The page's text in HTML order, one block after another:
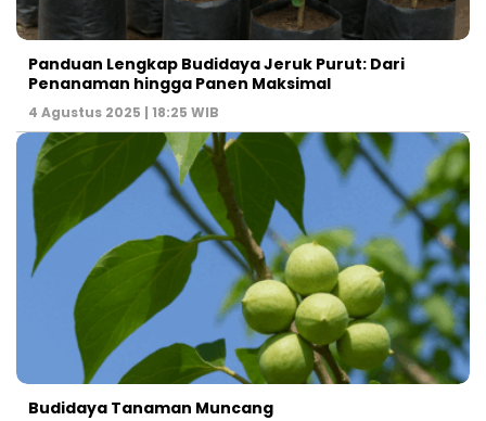
Panduan Lengkap Budidaya Jeruk Purut: Dari
Penanaman hingga Panen Maksimal
4 Agustus 2025 | 18:25 WIB
Budidaya Tanaman Muncang